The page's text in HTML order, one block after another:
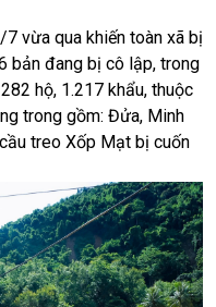
vừa qua khiến toàn xã bị
bản đang bị cô lập, trong
hộ, 1.217 khẩu, thuộc
trong gồm: Đửa, Minh
treo Xốp Mạt bị cuốn